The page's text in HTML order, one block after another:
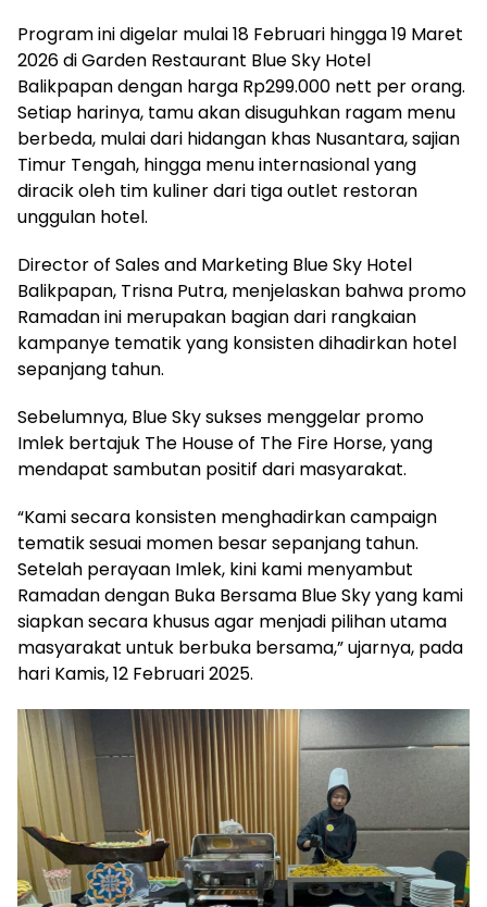
Program ini digelar mulai 18 Februari hingga 19 Maret
2026 di Garden Restaurant Blue Sky Hotel
Balikpapan dengan harga Rp299.000 nett per orang.
Setiap harinya, tamu akan disuguhkan ragam menu
berbeda, mulai dari hidangan khas Nusantara, sajian
Timur Tengah, hingga menu internasional yang
diracik oleh tim kuliner dari tiga outlet restoran
unggulan hotel.
Director of Sales and Marketing Blue Sky Hotel
Balikpapan, Trisna Putra, menjelaskan bahwa promo
Ramadan ini merupakan bagian dari rangkaian
kampanye tematik yang konsisten dihadirkan hotel
sepanjang tahun.
Sebelumnya, Blue Sky sukses menggelar promo
Imlek bertajuk The House of The Fire Horse, yang
mendapat sambutan positif dari masyarakat.
“Kami secara konsisten menghadirkan campaign
tematik sesuai momen besar sepanjang tahun.
Setelah perayaan Imlek, kini kami menyambut
Ramadan dengan Buka Bersama Blue Sky yang kami
siapkan secara khusus agar menjadi pilihan utama
masyarakat untuk berbuka bersama,” ujarnya, pada
hari Kamis, 12 Februari 2025.